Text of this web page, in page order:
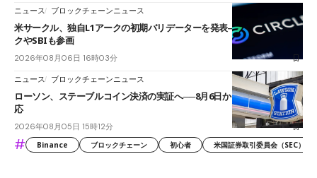
ニュース ブロックチェーンニュース
米サークル、独自L1アークの初期バリデーターを発表――ブラックロッ
クやSBIも参画
2026年08月06日 16時03分
ニュース ブロックチェーンニュース
ローソン、ステーブルコイン決済の実証へ──8月6日からJPYCやUSDC対
応
2026年08月05日 15時12分
# Binance ブロックチェーン 初心者 米国証券取引委員会（SEC）